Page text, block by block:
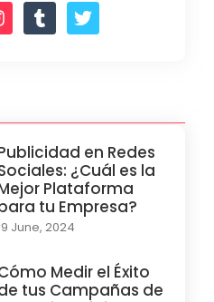
en Redes
¿Cuál es la
Plataforma
tu Empresa?
June, 2024
Medir el Éxito
tus Campañas de